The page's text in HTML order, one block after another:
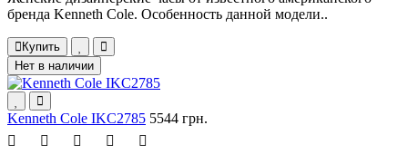
бренда Kenneth Cole. Особенность данной модели..
Купить
Нет в наличии
Kenneth Cole IKC2785 5544 грн.